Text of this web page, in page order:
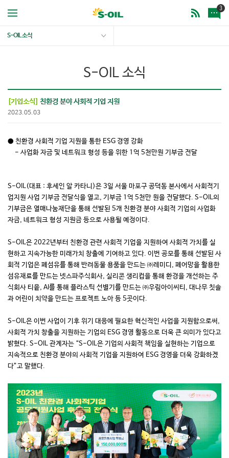
3
S-OIL 소식
S-OIL 소식
[기업소식] 친환경 분야 사회적 기업 지원
2023.05.03
● 친환경 사회적 기업 지원을 통한 ESG 경영 강화
- 사업화 자금 및 네트워크 형성 등을 위한 1억 5천만원 기부금 전달
S-OIL(대표 : 후세인 알 카타니)은 3일 서울 마포구 공덕동 본사에서 사회적기
업지원 사업 기부금 전달식을 열고, 기부금 1억 5천만 원을 전달했다. S-OIL의
기부금은 열매나눔재단을 통해 선발된 5개 친환경 분야 사회적 기업의 사업화
자금, 네트워크 형성 지원금 등으로 사용될 예정이다.
S-OIL은 2022년부터 친환경 관련 사회적 기업을 지원하여 사회적 가치를 실
현하고 지속가능한 미래가치 창출에 기여하고 있다. 이번 공모를 통해 선발된 사
회적 기업은 폐섬유를 통해 반려동물 용품을 만드는 ㈜레미디, 폐어망을 활용한
섬유재료를 만드는 넷스파주식회사, 실리콘 생리컵을 통해 환경을 개선하는 주
식회사 티읕, AI를 통해 플라스틱 선별기를 만드는 ㈜우림아이씨티, 대나무 칫솔
과 어린이 치약을 만드는 프로젝트 노아 등 5곳이다.
S-OIL은 이번 사업이 기후 위기 대응에 필요한 혁신적인 사업을 지원함으로써,
사회적 가치 창출을 지원하는 기업의 ESG 경영 활동으로 더욱 큰 의미가 있다고
밝혔다. S-OIL 관계자는 “S-OIL은 기업의 사회적 책임을 실현하는 기업으로
지속적으로 친환경 분야의 사회적 기업을 지원하여 ESG 경영을 더욱 강화하겠
다”고 말했다.